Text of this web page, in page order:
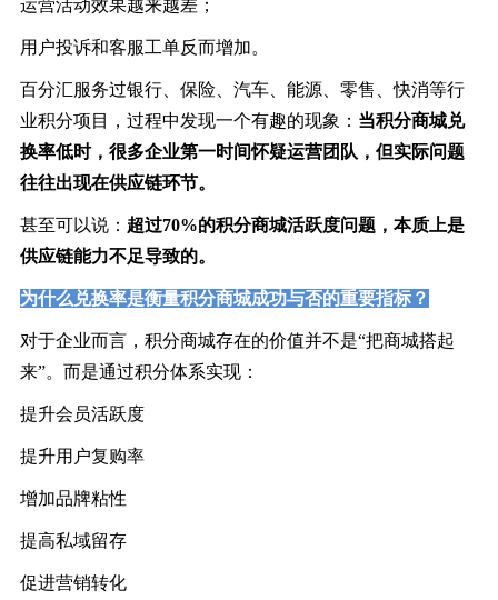
运营活动效果越来越差；
用户投诉和客服工单反而增加。
百分汇服务过银行、保险、汽车、能源、零售、快消等行
业积分项目，过程中发现一个有趣的现象： 当积分商城兑
换率低时，很多企业第一时间怀疑运营团队，但实际问题
往往出现在供应链环节。
甚至可以说： 超过70%的积分商城活跃度问题，本质上是
供应链能力不足导致的。
为什么兑换率是衡量积分商城成功与否的重要指标？
对于企业而言，积分商城存在的价值并不是“把商城搭起
来”。而是通过积分体系实现：
提升会员活跃度
提升用户复购率
增加品牌粘性
提高私域留存
促进营销转化